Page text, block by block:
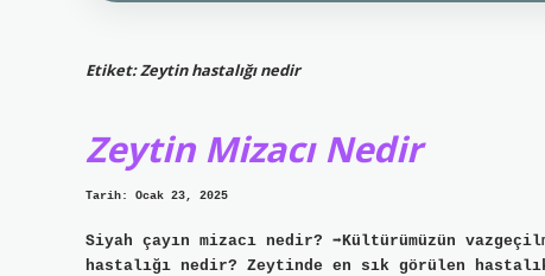
Etiket:Zeytin hastalığı nedir
Zeytin Mizacı Nedir
Tarih: Ocak 23, 2025
Siyah çayın mizacı nedir? ➡Kültürümüzün
hastalığı nedir? Zeytinde en sık görülen